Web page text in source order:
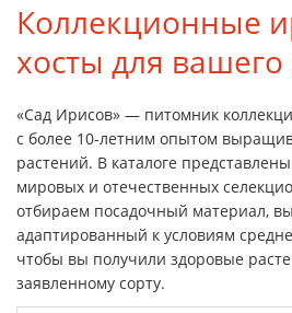
Коллекционные
хосты для вашего
«Сад Ирисов» — питомник
с более 10-летним опытом
растений. В каталоге
мировых и отечественных
отбираем посадочный материал,
адаптированный к условиям
чтобы вы получили здоровые
заявленному сорту.